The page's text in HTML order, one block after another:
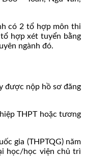
có 2 tổ hợp môn thi
hợp xét tuyển bằng
ngành đó.
được nộp hồ sơ đăng
THPT hoặc tương
gia (THPTQG) năm
học/học viện chủ trì